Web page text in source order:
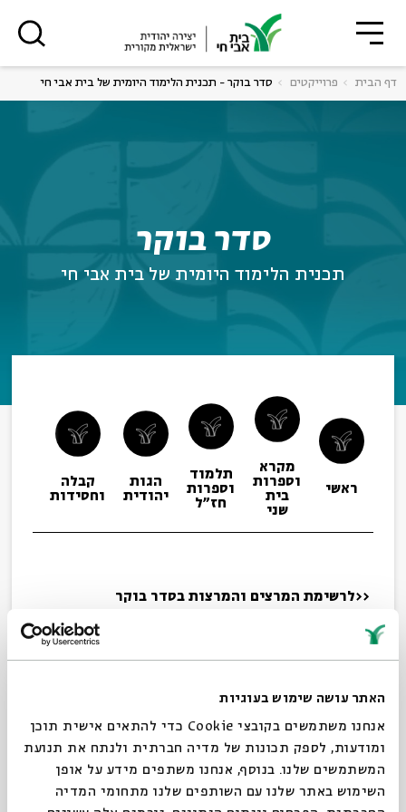
האתר עושה שימוש בעוגיות
אנחנו משתמשים בקובצי Cookie כדי להתאים אישית תוכן
ומודעות, לספק תכונות של מדיה חברתית ולנתח את תנועת
המשתמשים שלנו. בנוסף, אנחנו משתפים מידע על אופן
השימוש באתר שלנו עם השותפים שלנו מתחומי המדיה
דף הבית פרוייקטים סדר בוקר - תכנית הלימוד היומית של בית אבי חי
סדר בוקר
תכנית הלימוד היומית של בית אבי חי
ראשי
מקרא
וספרות
בית
שני
תלמוד
וספרות
חז"ל
הגות
יהודית
קבלה
וחסידות
<<לרשימת המרצים והמרצות בסדר בוקר
טל אילן
התמחות על העת העתיקה
וחז"ל. היא עורכת הסדרה
"פירוש פמיניסטי לתלמוד
הבבלי", שבו היא מחברת
סגור
רוצים לדעת מה קורה
הרשמה